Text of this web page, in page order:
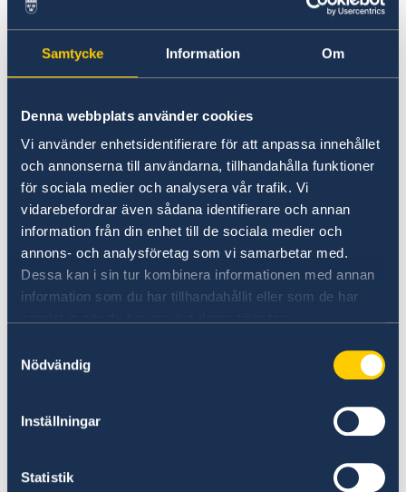
Samtycke Information Om
Denna webbplats använder cookies
Vi använder enhetsidentifierare för att anpassa innehållet
och annonserna till användarna, tillhandahålla funktioner
för sociala medier och analysera vår trafik. Vi
vidarebefordrar även sådana identifierare och annan
information från din enhet till de sociala medier och
annons- och analysföretag som vi samarbetar med.
Dessa kan i sin tur kombinera informationen med annan
information som du har tillhandahållit eller som de har
Nödvändig
Inställningar
Statistik
Våra tankar och djupaste sympatier går till
Kristers familj och nära anhöriga i denna svåra
stund.
Ambassaden, tillsammans med
honorärkonsulatet i Ho Chi Minh-staden,
välkomnar besökare till honorärkonsulatet
under deras öppettider för att skriva
kondoleans.
Adress: No. 33/2 Quoc Huong Stree, Thao Dien
Ward, Thu Duc City, Ho Chi Minh-staden
Öppettider:
torsdag 23 januari 09:00-12:00
Det är även möjligt att skicka kondoleans via e-
samband med begravning.